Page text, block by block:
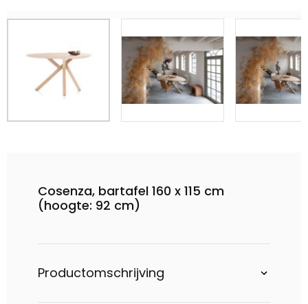
Cosenza, bartafel 160 x 115 cm
(hoogte: 92 cm)
Productomschrijving